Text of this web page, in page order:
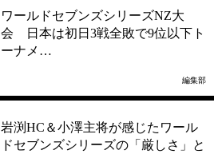
ワールドセブンズシリーズNZ大
会 日本は初日3戦全敗で9位以下ト
ーナメ…
編集部
岩渕HC＆小澤主将が感じたワール
ドセブンズシリーズの「厳しさ」と